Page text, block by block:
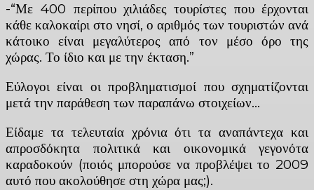
-“Με 400 περίπου χιλιάδες τουρίστες που έρχονται
κάθε καλοκαίρι στο νησί, ο αριθμός των τουριστών ανά
κάτοικο είναι μεγαλύτερος από τον μέσο όρο της
χώρας. Το ίδιο και με την έκταση.”
Εύλογοι είναι οι προβληματισμοί που σχηματίζονται
μετά την παράθεση των παραπάνω στοιχείων…
Είδαμε τα τελευταία χρόνια ότι τα αναπάντεχα και
απροσδόκητα πολιτικά και οικονομικά γεγονότα
καραδοκούν (ποιός μπορούσε να προβλέψει το 2009
αυτό που ακολούθησε στη χώρα μας;).